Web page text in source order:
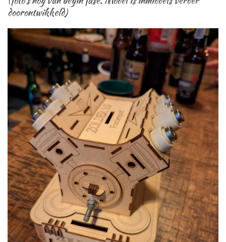
doorontwikkeld)